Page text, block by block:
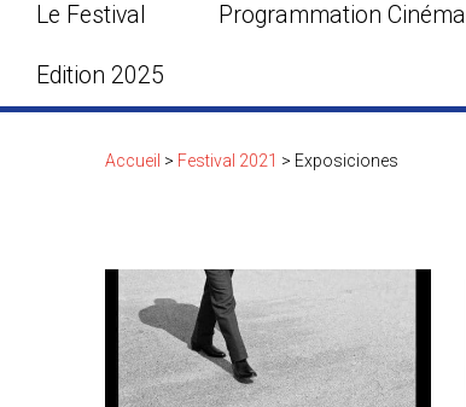
Le Festival Programmation Cinéma
Edition 2025
Accueil > Festival 2021 > Exposiciones